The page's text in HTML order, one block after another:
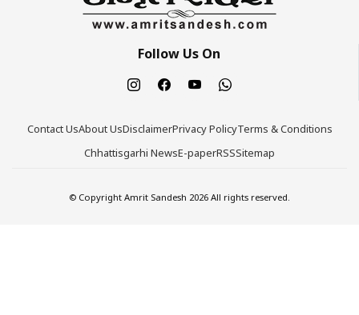
Follow Us On
Contact UsAbout UsDisclaimerPrivacy PolicyTerms & Conditions
Chhattisgarhi NewsE-paperRSSSitemap
© Copyright Amrit Sandesh 2026 All rights reserved.